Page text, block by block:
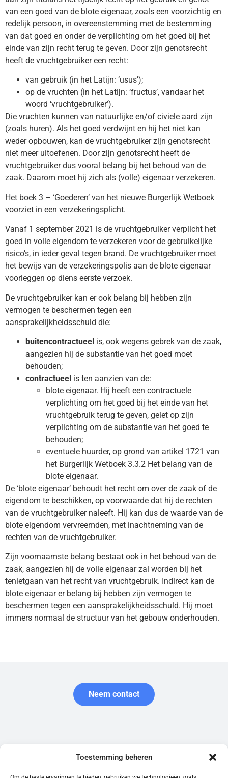
Toestemming beheren
van een goed van de blote eigenaar, zoals een voorzichtig en
redelijk persoon, in overeenstemming met de bestemming
van dat goed en onder de verplichting om het goed bij het
einde van zijn recht terug te geven. Door zijn genotsrecht
heeft de vruchtgebruiker een recht:
van gebruik (in het Latijn: ‘usus’);
op de vruchten (in het Latijn: ‘fructus’, vandaar het
woord ‘vruchtgebruiker’).
Die vruchten kunnen van natuurlijke en/of civiele aard zijn
(zoals huren). Als het goed verdwijnt en hij het niet kan
weder opbouwen, kan de vruchtgebruiker zijn genotsrecht
niet meer uitoefenen. Door zijn genotsrecht heeft de
vruchtgebruiker dus vooral belang bij het behoud van de
zaak. Daarom moet hij zich als (volle) eigenaar verzekeren.
Het boek 3 – ‘Goederen’ van het nieuwe Burgerlijk Wetboek
voorziet in een verzekeringsplicht.
Vanaf 1 september 2021 is de vruchtgebruiker verplicht het
goed in volle eigendom te verzekeren voor de gebruikelijke
risico’s, in ieder geval tegen brand. De vruchtgebruiker moet
het bewijs van de verzekeringspolis aan de blote eigenaar
voorleggen op diens eerste verzoek.
De vruchtgebruiker kan er ook belang bij hebben zijn
vermogen te beschermen tegen een
aansprakelijkheidsschuld die:
buitencontractueel is, ook wegens gebrek van de zaak,
aangezien hij de substantie van het goed moet
behouden;
contractueel is ten aanzien van de:
blote eigenaar. Hij heeft een contractuele
verplichting om het goed bij het einde van het
vruchtgebruik terug te geven, gelet op zijn
verplichting om de substantie van het goed te
behouden;
eventuele huurder, op grond van artikel 1721 van
het Burgerlijk Wetboek 3.3.2 Het belang van de
blote eigenaar.
De ‘blote eigenaar’ behoudt het recht om over de zaak of de
eigendom te beschikken, op voorwaarde dat hij de rechten
van de vruchtgebruiker naleeft. Hij kan dus de waarde van de
blote eigendom vervreemden, met inachtneming van de
rechten van de vruchtgebruiker.
Zijn voornaamste belang bestaat ook in het behoud van de
zaak, aangezien hij de volle eigenaar zal worden bij het
tenietgaan van het recht van vruchtgebruik. Indirect kan de
blote eigenaar er belang bij hebben zijn vermogen te
beschermen tegen een aansprakelijkheidsschuld. Hij moet
immers normaal de structuur van het gebouw onderhouden.
Neem contact
Garantie.be wordt uitgegeven door de Belgische onderneming
Garantir SRL, ingeschreven bij de Kruispuntbank van
Ondernemingen (nummer 0761.516.118) en geregistreerd als